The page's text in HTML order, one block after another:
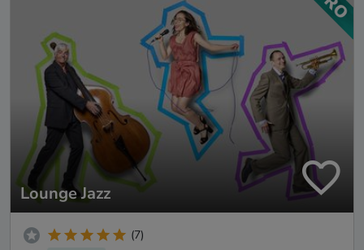
Lounge Jazz
(7)